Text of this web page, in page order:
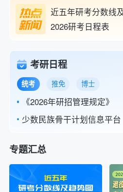
2026研考日程表
考研日程
统考 推免 博士
《2026年研招管理规定》
少数民族骨干计划信息平台
专题汇总